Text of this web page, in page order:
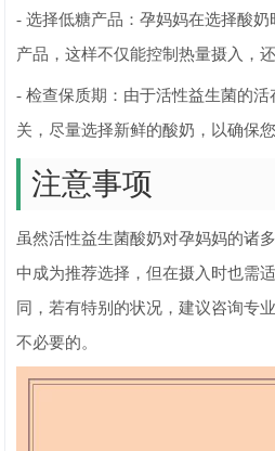
- 选择低糖产品：孕妈妈在选择酸
产品，这样不仅能控制热量摄入，
- 检查保质期：由于活性益生菌的
关，尽量选择新鲜的酸奶，以确保
注意事项
虽然活性益生菌酸奶对孕妈妈的诸
中成为推荐选择，但在摄入时也需
同，若有特别的状况，建议咨询专
不必要的。